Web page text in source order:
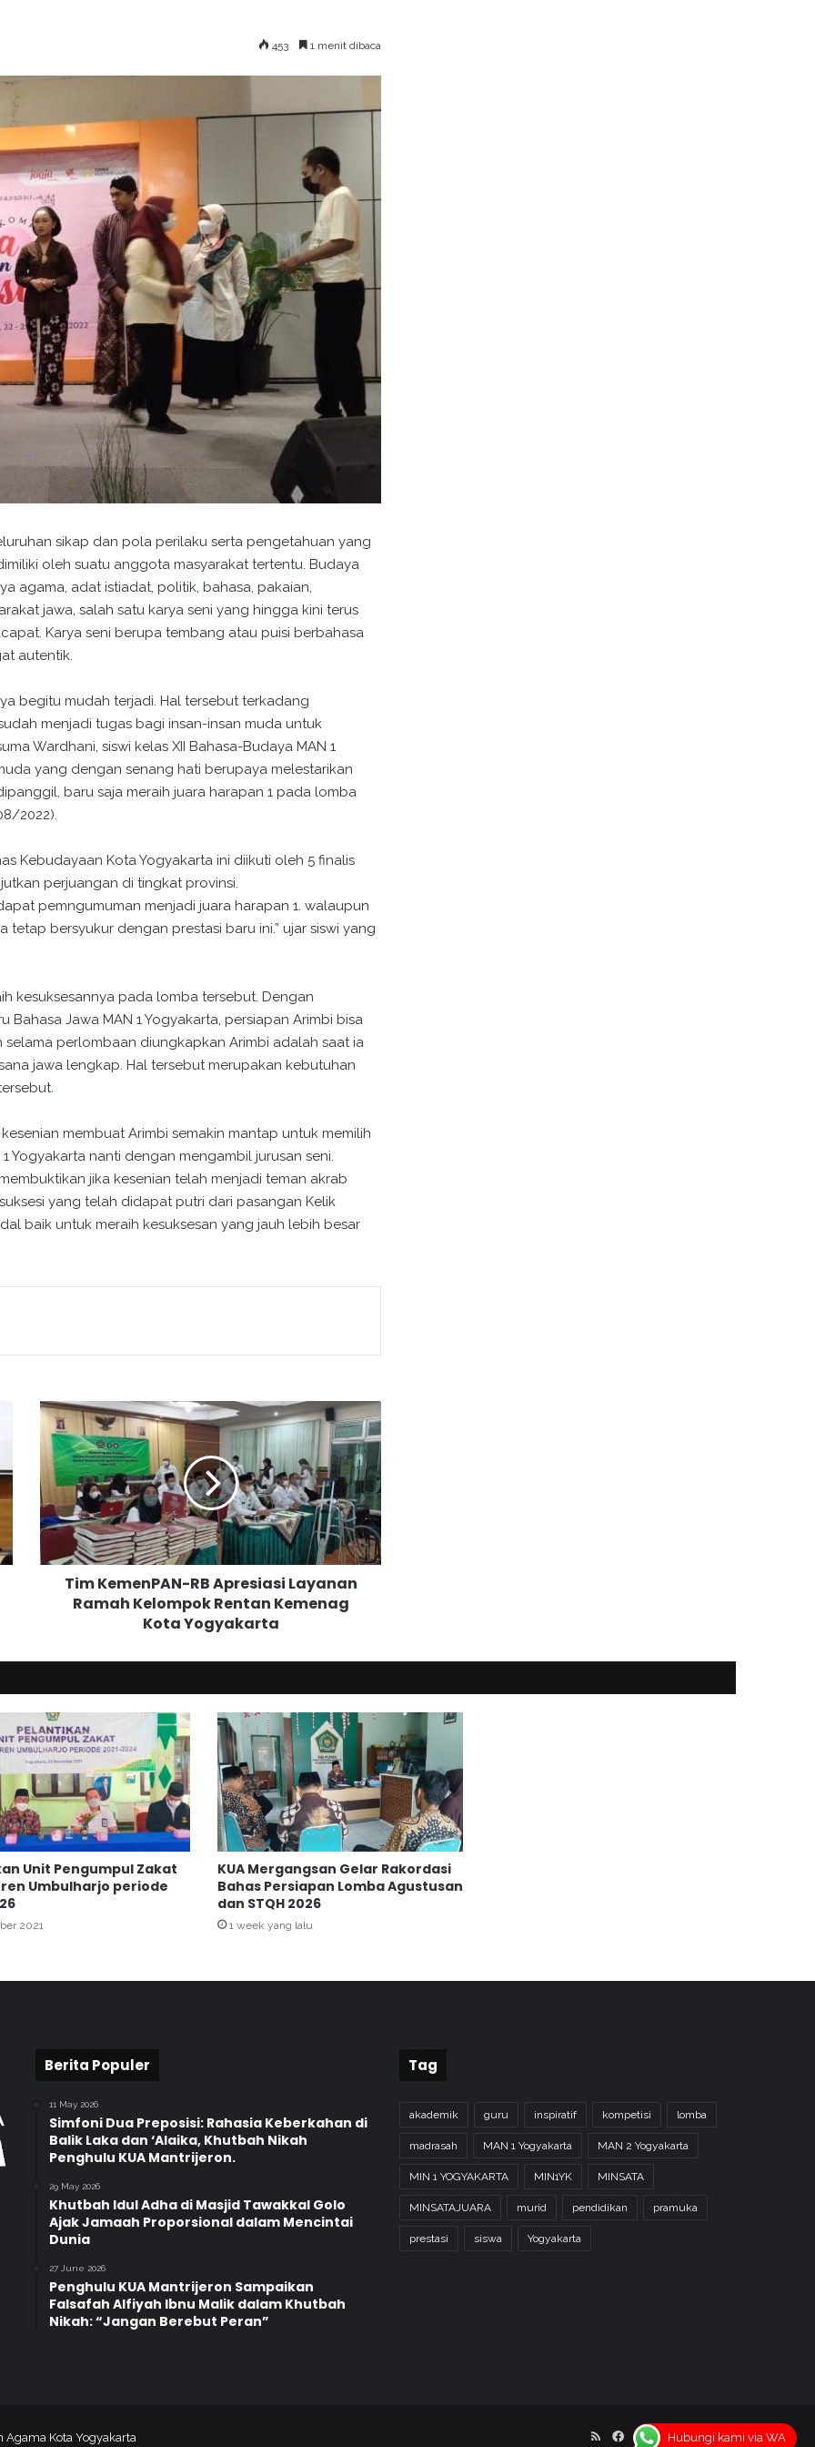
453 1 menit dibaca
sikap dan pola perilaku serta pengetahuan yang
oleh suatu anggota masyarakat tertentu. Budaya
agama, adat istiadat, politik, bahasa, pakaian,
jawa, salah satu karya seni yang hingga kini terus
Karya seni berupa tembang atau puisi berbahasa
autentik.
begitu mudah terjadi. Hal tersebut terkadang
menjadi tugas bagi insan-insan muda untuk
Wardhani, siswi kelas XII Bahasa-Budaya MAN 1
yang dengan senang hati berupaya melestarikan
baru saja meraih juara harapan 1 pada lomba
2022).
Kebudayaan Kota Yogyakarta ini diikuti oleh 5 finalis
perjuangan di tingkat provinsi.
pemngumuman menjadi juara harapan 1. walaupun
bersyukur dengan prestasi baru ini.” ujar siswi yang
kesuksesannya pada lomba tersebut. Dengan
Jawa MAN 1 Yogyakarta, persiapan Arimbi bisa
perlombaan diungkapkan Arimbi adalah saat ia
jawa lengkap. Hal tersebut merupakan kebutuhan
membuat Arimbi semakin mantap untuk memilih
Yogyakarta nanti dengan mengambil jurusan seni.
jika kesenian telah menjadi teman akrab
yang telah didapat putri dari pasangan Kelik
baik untuk meraih kesuksesan yang jauh lebih besar
T
K
e
m
e
P
B
p
r
e
s
i
a
i
L
a
y
n
R
h
m
a
Tim KemenPAN-RB Apresiasi Layanan
Ramah Kelompok Rentan Kemenag
Kota Yogyakarta
Unit Pengumpul Zakat
Umbulharjo periode
2021
KUA Mergangsan Gelar Rakordasi
Bahas Persiapan Lomba Agustusan
dan STQH 2026
1 week yang lalu
Berita Populer
11 May 2026
Simfoni Dua Preposisi: Rahasia Keberkahan di
Balik Laka dan ‘Alaika, Khutbah Nikah
Penghulu KUA Mantrijeron.
29 May 2026
Khutbah Idul Adha di Masjid Tawakkal Golo
Ajak Jamaah Proporsional dalam Mencintai
Dunia
27 June 2026
Penghulu KUA Mantrijeron Sampaikan
Falsafah Alfiyah Ibnu Malik dalam Khutbah
Nikah: “Jangan Berebut Peran”
Tag
akademik guru inspiratif kompetisi lomba
madrasah MAN 1 Yogyakarta MAN 2 Yogyakarta
MIN 1 YOGYAKARTA MIN1YK MINSATA
MINSATAJUARA murid pendidikan pramuka
prestasi siswa Yogyakarta
Kota Yogyakarta Home
RSSFacebook
X YouTube
Instagram
Hubungi kami via WA